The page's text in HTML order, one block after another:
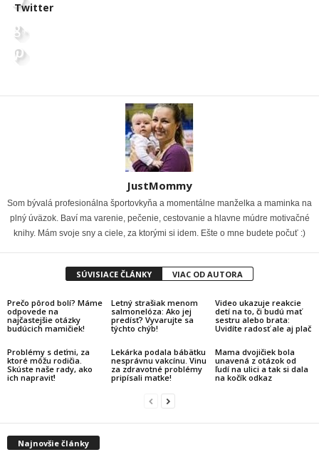
Twitter
JustMommy
Som bývalá profesionálna športovkyňa a momentálne manželka a maminka na
plný úväzok. Baví ma varenie, pečenie, cestovanie a hlavne múdre motivačné
knihy. Mám svoje sny a ciele, za ktorými si idem. Ešte o mne budete počuť :)
SÚVISIACE ČLÁNKY VIAC OD AUTORA
Prečo pôrod bolí? Máme
odpovede na
najčastejšie otázky
budúcich mamičiek!
Letný strašiak menom
salmonelóza: Ako jej
predísť? Vyvarujte sa
týchto chýb!
Video ukazuje reakcie
detí na to, či budú mať
sestru alebo brata:
Uvidíte radosť ale aj plač
Problémy s deťmi, za
ktoré môžu rodičia.
Skúste naše rady, ako
ich napraviť!
Lekárka podala bábätku
nesprávnu vakcínu. Vinu
za zdravotné problémy
pripísali matke!
Mama dvojičiek bola
unavená z otázok od
ľudí na ulici a tak si dala
na kočík odkaz
Najnovšie články